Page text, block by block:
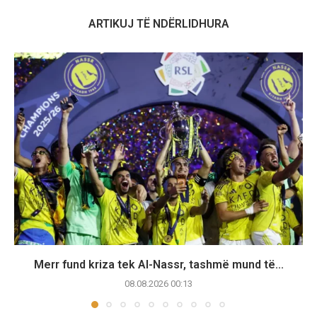
ARTIKUJ TË NDËRLIDHURA
Merr fund kriza tek Al-Nassr, tashmë mund të...
08.08.2026 00:13